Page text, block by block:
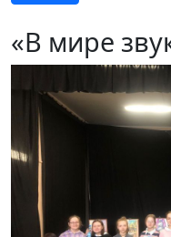
«В мире